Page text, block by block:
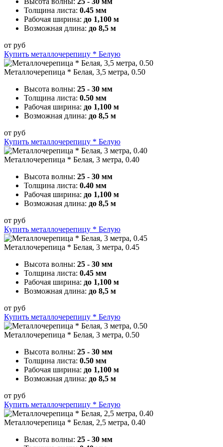
Толщина листа: 0.45 мм
Рабочая ширина: до 1,100 м
Возможная длина: до 8,5 м
от руб
Купить металлочерепицу * Белую
Металлочерепица * Белая, 3,5 метра, 0.50
Высота волны: 25 - 30 мм
Толщина листа: 0.50 мм
Рабочая ширина: до 1,100 м
Возможная длина: до 8,5 м
от руб
Купить металлочерепицу * Белую
Металлочерепица * Белая, 3 метра, 0.40
Высота волны: 25 - 30 мм
Толщина листа: 0.40 мм
Рабочая ширина: до 1,100 м
Возможная длина: до 8,5 м
от руб
Купить металлочерепицу * Белую
Металлочерепица * Белая, 3 метра, 0.45
Высота волны: 25 - 30 мм
Толщина листа: 0.45 мм
Рабочая ширина: до 1,100 м
Возможная длина: до 8,5 м
от руб
Купить металлочерепицу * Белую
Металлочерепица * Белая, 3 метра, 0.50
Высота волны: 25 - 30 мм
Толщина листа: 0.50 мм
Рабочая ширина: до 1,100 м
Возможная длина: до 8,5 м
от руб
Купить металлочерепицу * Белую
Металлочерепица * Белая, 2,5 метра, 0.40
Высота волны: 25 - 30 мм